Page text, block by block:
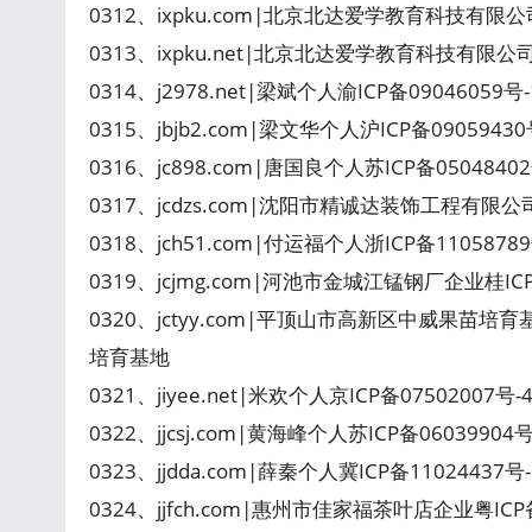
0312、ixpku.com|北京北达爱学教育科技有限
0313、ixpku.net|北京北达爱学教育科技有限公
0314、j2978.net|梁斌个人渝ICP备09046059号
0315、jbjb2.com|梁文华个人沪ICP备09059430
0316、jc898.com|唐国良个人苏ICP备
0317、jcdzs.com|沈阳市精诚达装饰工程有限公
0318、jch51.com|付运福个人浙ICP备
0319、jcjmg.com|河池市金城江锰钢厂企业桂
0320、jctyy.com|平顶山市高新区中威果苗培育
培育基地
0321、jiyee.net|米欢个人京ICP备07502007号-
0322、jjcsj.com|黄海峰个人苏ICP备06039904
0323、jjdda.com|薛秦个人冀ICP备11024437号
0324、jjfch.com|惠州市佳家福茶叶店企业粤